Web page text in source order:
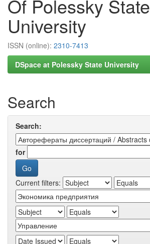
Of Polessky State
University
ISSN (online): 2310-7413
DSpace at Polessky State University
Search
Search:
for
Current filters: